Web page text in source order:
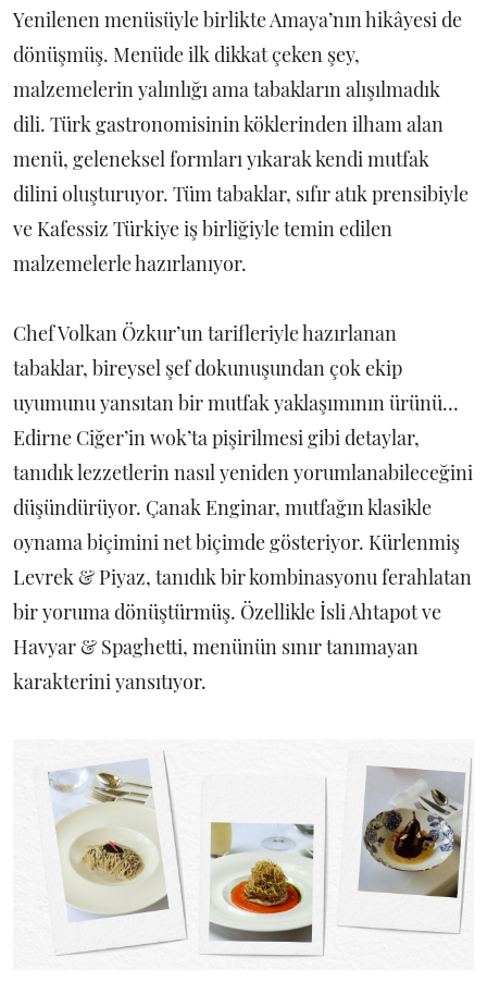
Yenilenen menüsüyle birlikte Amaya’nın hikâyesi de
dönüşmüş. Menüde ilk dikkat çeken şey,
malzemelerin yalınlığı ama tabakların alışılmadık
dili. Türk gastronomisinin köklerinden ilham alan
menü, geleneksel formları yıkarak kendi mutfak
dilini oluşturuyor. Tüm tabaklar, sıfır atık prensibiyle
ve Kafessiz Türkiye iş birliğiyle temin edilen
malzemelerle hazırlanıyor.
Chef Volkan Özkur’un tarifleriyle hazırlanan
tabaklar, bireysel şef dokunuşundan çok ekip
uyumunu yansıtan bir mutfak yaklaşımının ürünü…
Edirne Ciğer’in wok’ta pişirilmesi gibi detaylar,
tanıdık lezzetlerin nasıl yeniden yorumlanabileceğini
düşündürüyor. Çanak Enginar, mutfağın klasikle
oynama biçimini net biçimde gösteriyor. Kürlenmiş
Levrek & Piyaz, tanıdık bir kombinasyonu ferahlatan
bir yoruma dönüştürmüş. Özellikle İsli Ahtapot ve
Havyar & Spaghetti, menünün sınır tanımayan
karakterini yansıtıyor.